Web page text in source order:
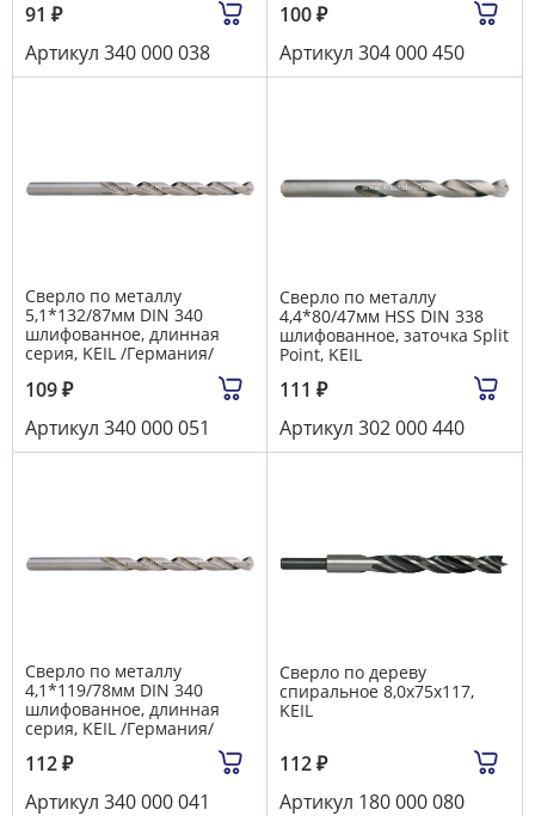
91 ₽
Артикул 340 000 038
100₽
Артикул 304 000 450
Сверло по металлу
5,1*132/87мм DIN 340
шлифованное, длинная
серия, KEIL /Германия/
109₽
Артикул 340 000 051
Сверло по металлу
4,4*80/47мм HSS DIN 338
шлифованное, заточка Split
Point, KEIL
111 ₽
Артикул 302 000 440
Сверло по металлу
4,1*119/78мм DIN 340
шлифованное, длинная
серия, KEIL /Германия/
112₽
Артикул 340 000 041
Сверло по дереву
спиральное 8,0х75х117,
KEIL
112₽
Артикул 180 000 080